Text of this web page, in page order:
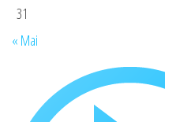
31
« Mai